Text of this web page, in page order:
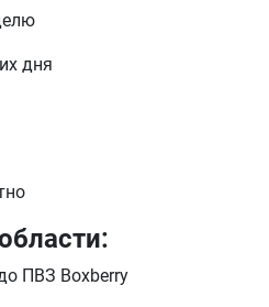
дня
ПВЗ Boxberry